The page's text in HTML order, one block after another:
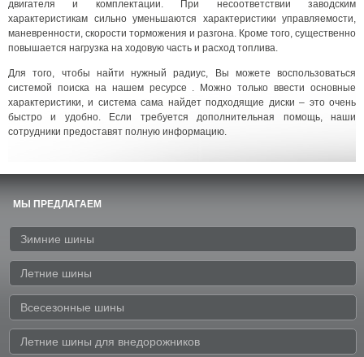
двигателя и комплектации. При несоответствии заводским
характеристикам сильно уменьшаются характеристики управляемости,
маневренности, скорости торможения и разгона. Кроме того, существенно
повышается нагрузка на ходовую часть и расход топлива.
Для того, чтобы найти нужный радиус, Вы можете воспользоваться
системой поиска на нашем ресурсе . Можно только ввести основные
характеристики, и система сама найдет подходящие диски – это очень
быстро и удобно. Если требуется дополнительная помощь, наши
сотрудники предоставят полную информацию.
МЫ ПРЕДЛАГАЕМ
Зимние шины
Летние шины
Всесезонные шины
Летние шины для внедорожников